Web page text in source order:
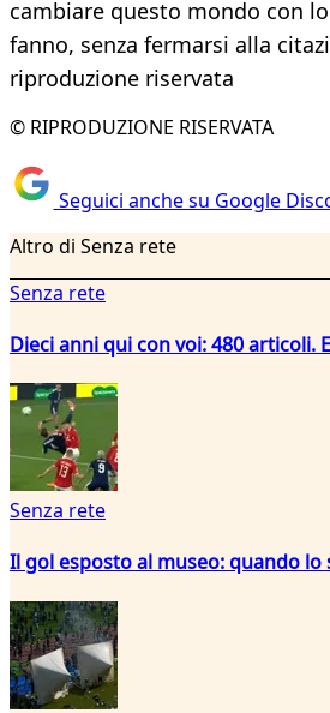
cambiare questo mondo con
fanno, senza fermarsi alla
riproduzione riservata
© RIPRODUZIONE RISERVATA
Seguici anche su Google
Altro di Senza rete
Senza rete
Dieci anni qui con voi: 480 articoli.
Senza rete
Il gol esposto al museo: quando